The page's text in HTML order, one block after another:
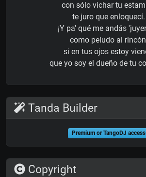
con sólo vichar tu
te juro que enloquecí.
¡Y pa' qué me andás
como peludo al
si en tus ojos estoy
que yo soy el dueño de tu
Tanda Builder
Premium or TangoDJ access
Copyright